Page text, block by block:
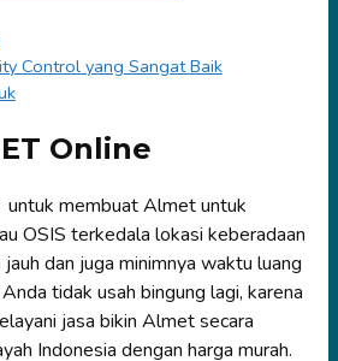
Control yang Sangat Baik
Online
untuk membuat Almet untuk
OSIS terkedala lokasi keberadaan
dan juga minimnya waktu luang
tidak usah bingung lagi, karena
jasa bikin Almet secara
Indonesia dengan harga murah.